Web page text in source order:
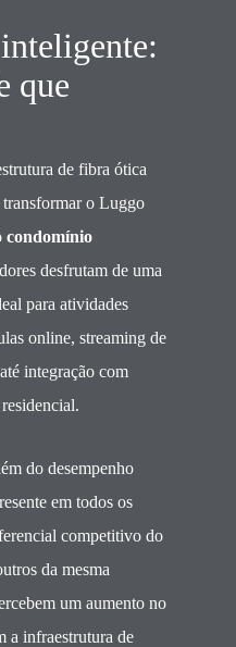
que
de fibra ótica
o Luggo
condomínio
desfrutam de uma
para atividades
online, streaming de
integração com
do desempenho
em todos os
competitivo do
da mesma
um aumento no
a infraestrutura de